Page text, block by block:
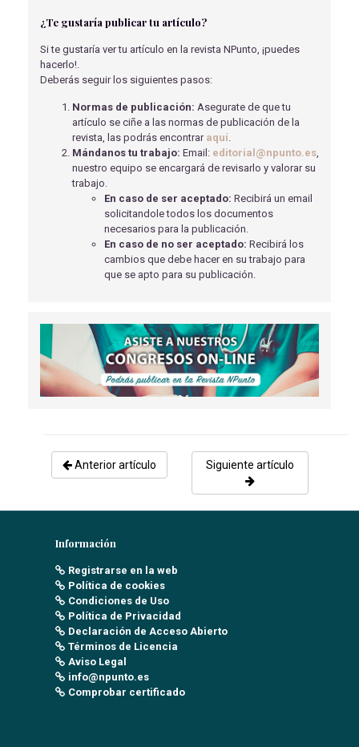
PROCESO DE ATENCIÓN ENFERMERA: ANEURISMA
Romanos Visiedo, A.- 01/06/2019
ENFERMERÍA ANTE LA VIOLENCIA DE GÉNERO
PREVENCIÓN DE LA OBESIDAD Y PROMOCIÓN DE
HÁBITOS SALUDABLES EN LOS COLEGIOS POR LA
ENFERMERA
Otero Torre, M- 08/09/2022
BENEFICIOS DEL REIKI EN PACIENTES ONCOLÓGICOS
Peñas Cantero, J- 01/09/2018
ORIGINAL BREVE - ALIMENTACIÓN, DESCANSO Y
SUEÑO: REPERCUSIONES EN EL DESEMPEÑO
OCUPACIONAL DE LAS PERSONAS CON ESCLEROSIS
CARDIOPATÍA ISQUÉMICA Y ACTIVIDAD SEXUAL
Villalobos Abelló, A- 15/12/2020
¿Te gustaría publicar tu artículo?
Si te gustaría ver tu artículo en la revista NPunto, ¡puedes
hacerlo!.
Deberás seguir los siguientes pasos:
Normas de publicación: Asegurate de que tu
artículo se ciñe a las normas de publicación de la
revista, las podrás encontrar aquí.
Mándanos tu trabajo: Email: editorial@npunto.es,
nuestro equipo se encargará de revisarlo y valorar su
trabajo.
En caso de ser aceptado: Recibirá un email
solicitandole todos los documentos
necesarios para la publicación.
En caso de no ser aceptado: Recibirá los
cambios que debe hacer en su trabajo para
que se apto para su publicación.
Anterior artículo Siguiente artículo
Información
Registrarse en la web
Política de cookies
Condiciones de Uso
Política de Privacidad
Declaración de Acceso Abierto
Términos de Licencia
Aviso Legal
info@npunto.es
Comprobar certificado